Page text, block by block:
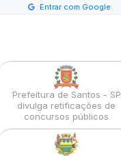
Entrar com Google
Prefeitura de Santos - SP
divulga retificações de
concursos públicos